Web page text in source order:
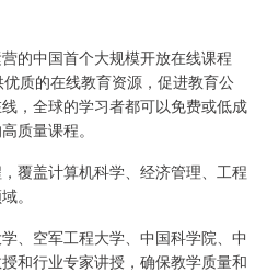
的中国首个大规模开放在线课程
优质的在线教育资源，促进教育公
，全球的学习者都可以免费或低成
质量课程。
覆盖计算机科学、经济管理、工程
。
、空军工程大学、中国科学院、中
和行业专家讲授，确保教学质量和